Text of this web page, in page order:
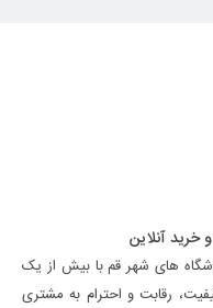
خرید آنلاین
های شهر قم با بیش از یک
رقابت و احترام به مشتری